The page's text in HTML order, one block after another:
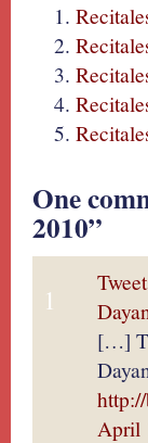
One
2010”
1
[…]
April